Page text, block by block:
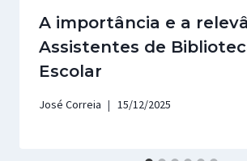
A importância e a
Assistentes de
Escolar
José Correia 15/12/2025